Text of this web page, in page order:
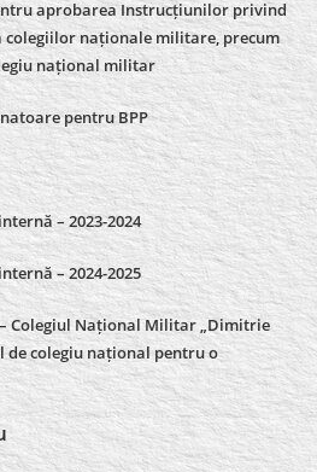
aprobarea Instrucțiunilor privind
colegiilor naționale militare, precum
național militar
pentru BPP
– 2023-2024
–2024-2025
– Colegiul Național Militar „Dimitrie
de colegiu național pentru o